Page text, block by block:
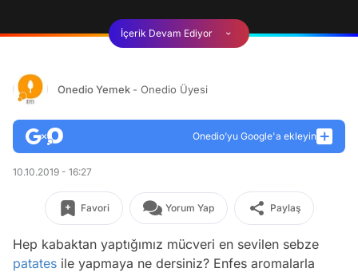
İçerik Devam Ediyor
Onedio Yemek - Onedio Üyesi
Onedio’yu Google'a ekleyin
10.10.2019 - 16:27
Favori Yorum Yap Paylaş
Hep kabaktan yaptığımız mücveri en sevilen sebze
patates ile yapmaya ne dersiniz? Enfes aromalarla